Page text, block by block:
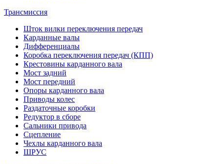
Трансмиссия
Шток вилки переключения передач
Карданные валы
Дифференциалы
Коробка переключения передач (КПП)
Крестовины карданного вала
Мост задний
Мост передний
Опоры карданного вала
Приводы колес
Раздаточные коробки
Редуктор в сборе
Сальники привода
Сцепление
Чехлы карданного вала
ШРУС